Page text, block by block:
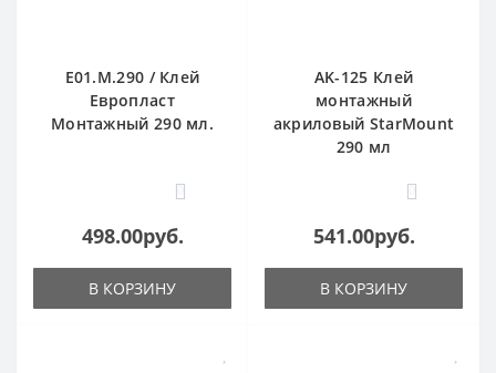
E01.M.290 / Клей
Европласт
Монтажный 290 мл.
0
498.00руб.
В КОРЗИНУ
AK-125 Клей
монтажный
акриловый StarMount
290 мл
0
541.00руб.
В КОРЗИНУ